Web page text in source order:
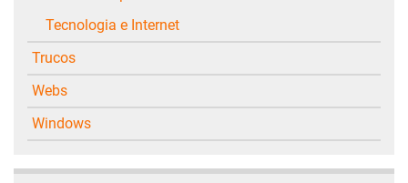
Tecnologia e Internet
Trucos
Webs
Windows